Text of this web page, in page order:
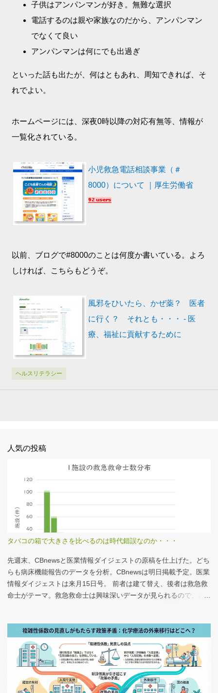
子供はアンパンマンが好き。無難な選択
電話するのは親や家族なのだから、アンパンマン
でなくて良い
アンパンマンは何にでも出過ぎ
といった話も出たが、何はともあれ、周知できれば、そ
れでよい。
ホームページには、深夜0時以降の対応有無等、情報が
一覧化されている。
小児救急電話相談事業（＃
8000）について ｜厚生労働省
以前、ブログで#8000のことは何度か書いている。よろ
しければ、こちらもどうぞ。
風邪をひいたら、かぜ薬？ 医者
に行く？ それとも・・・ - 医
療、福祉に貢献するために
ヘルスリテラシー
人気の投稿
タバコの箱で大きさを比べるのは時代錯誤なのか・・・
先週末、CBnewsと医業情報ダイジェストの原稿を仕上げた。どち
らも病床機能報告のデータを分析。CBnewsは明日掲載予定。医業
情報ダイジェストは来月15日号。 前者は建て替え、後者は救急救
命士がテーマ。救急救命士は興味深いデータが見られるので、み
は、医業情報ダイジェストの記事をお読みください！なのだが、
分析結果の一例は下のグラフ。 病床機能報告（2023年度報告）を
基に作成 ※救急救命士の人数は常勤・非常勤（常勤換算）の合
計。人数が0人の施設は集計に含まない この施設は何人いるんだろ
う？、あの施設は何人だろう？と見てみるだけでも十分興味深い
が、上のグラフのような情報が頭に入っていると、比較整理しや